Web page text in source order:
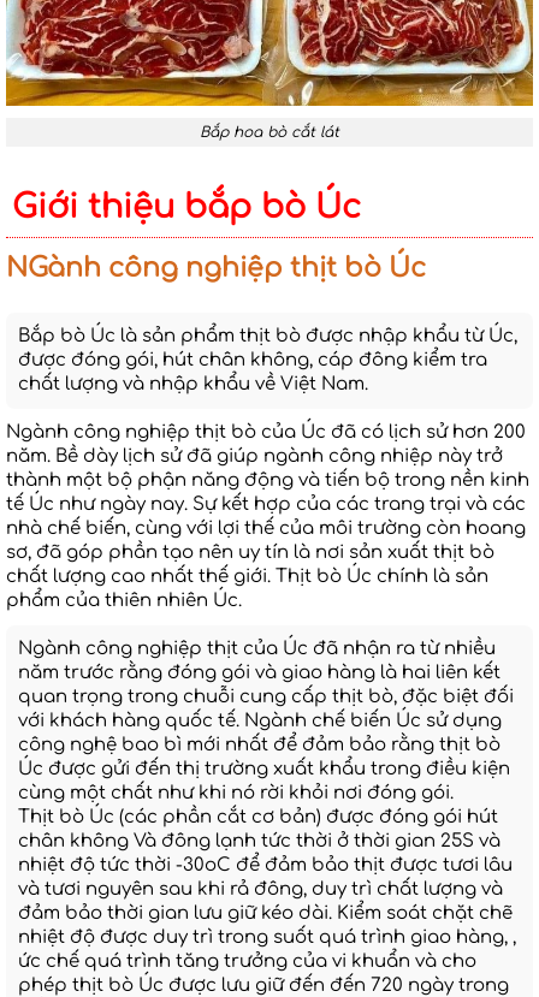
Bắp hoa bò cắt lát
Giới thiệu bắp bò Úc
NGành công nghiệp thịt bò Úc
Bắp bò Úc là sản phẩm thịt bò được nhập khẩu từ Úc,
được đóng gói, hút chân không, cáp đông kiểm tra
chất lượng và nhập khẩu về Việt Nam.
Ngành công nghiệp thịt bò của Úc đã có lịch sử hơn 200
năm. Bề dày lịch sử đã giúp ngành công nhiệp này trở
thành một bộ phận năng động và tiến bộ trong nền kinh
tế Úc như ngày nay. Sự kết hợp của các trang trại và các
nhà chế biến, cùng với lợi thế của môi trường còn hoang
sơ, đã góp phần tạo nên uy tín là nơi sản xuất thịt bò
chất lượng cao nhất thế giới. Thịt bò Úc chính là sản
phẩm của thiên nhiên Úc.
Ngành công nghiệp thịt của Úc đã nhận ra từ nhiều
năm trước rằng đóng gói và giao hàng là hai liên kết
quan trọng trong chuỗi cung cấp thịt bò, đặc biệt đối
với khách hàng quốc tế. Ngành chế biến Úc sử dụng
công nghệ bao bì mới nhất để đảm bảo rằng thịt bò
Úc được gửi đến thị trường xuất khẩu trong điều kiện
cùng một chất như khi nó rời khỏi nơi đóng gói.
Thịt bò Úc (các phần cắt cơ bản) được đóng gói hút
chân không Và đông lạnh tức thời ở thời gian 25S và
nhiệt độ tức thời -30oC để đảm bảo thịt được tươi lâu
và tươi nguyên sau khi rả đông, duy trì chất lượng và
đảm bảo thời gian lưu giữ kéo dài. Kiểm soát chặt chẽ
nhiệt độ được duy trì trong suốt quá trình giao hàng, ,
ức chế quá trình tăng trưởng của vi khuẩn và cho
phép thịt bò Úc được lưu giữ đến đến 720 ngày trong